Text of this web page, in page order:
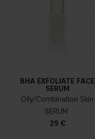
BHA EXFOLIATE FACE
SERUM
Oily/Combination Skin
SERUM
29 €